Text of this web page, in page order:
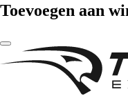
Toevoegen aan